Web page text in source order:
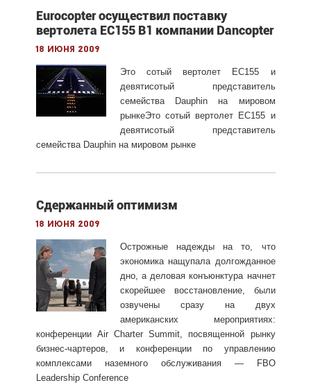
Eurocopter осуществил поставку
вертолета EC155 B1 компании Dancopter
18 июня 2009
Это сотый вертолет EC155 и
девятисотый представитель
семейства
Dauphin на мировом
рынкеЭто сотый вертолет EC155 и
девятисотый представитель
семейства Dauphin на мировом рынке
Сдержанный оптимизм
18 июня 2009
Острожные надежды на то, что
экономика нащупала долгожданное
дно, а деловая конъюнктура начнет
скорейшее восстановление, были
озвучены сразу на двух
американских мероприятиях:
конференции Air Charter Summit, посвященной рынку
бизнес-чартеров, и конференции по управлению
комплексами наземного обслуживания — FBO
Leadership Conference